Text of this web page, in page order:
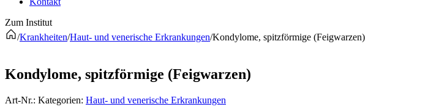
Zum Institut
/Krankheiten/Haut- und venerische Erkrankungen/Kondylome, spitzförmige (Feigwarzen)
Kondylome, spitzförmige (Feigwarzen)
Art-Nr.: Kategorien: Haut- und venerische Erkrankungen